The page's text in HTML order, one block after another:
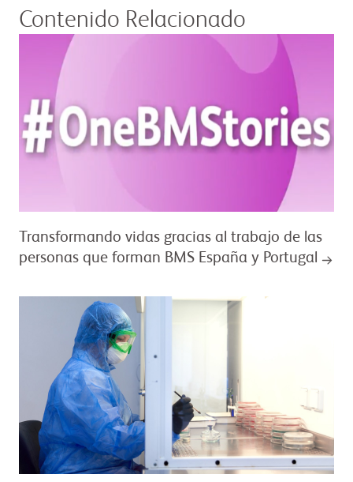
Contenido Relacionado
Transformando vidas gracias al trabajo de las
personas que forman BMS España y Portugal